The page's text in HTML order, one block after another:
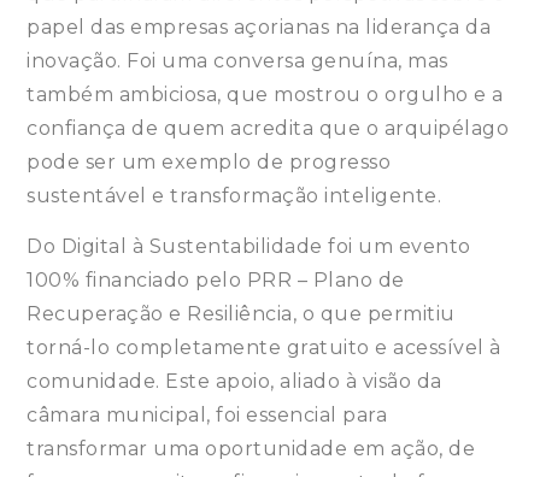
papel das empresas açorianas na liderança da
inovação. Foi uma conversa genuína, mas
também ambiciosa, que mostrou o orgulho e a
confiança de quem acredita que o arquipélago
pode ser um exemplo de progresso
sustentável e transformação inteligente.
Do Digital à Sustentabilidade foi um evento
100% financiado pelo PRR – Plano de
Recuperação e Resiliência, o que permitiu
torná-lo completamente gratuito e acessível à
comunidade. Este apoio, aliado à visão da
câmara municipal, foi essencial para
transformar uma oportunidade em ação, de